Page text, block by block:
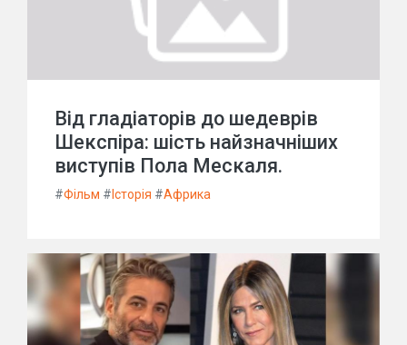
Від гладіаторів до шедеврів
Шекспіра: шість найзначніших
виступів Пола Мескаля.
#Фільм # Історія #Африка